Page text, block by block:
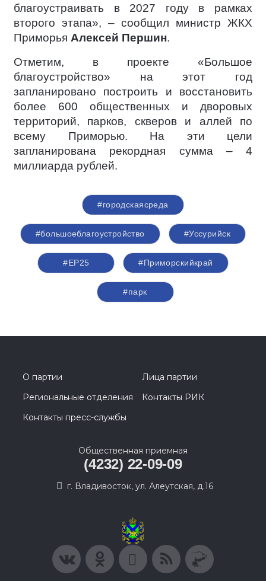
благоустраивать в 2027 году в рамках
второго этапа», – сообщил министр ЖКХ
Приморья Алексей Першин.
Отметим, в проекте «Большое
благоустройство» на этот год
запланировано построить и восстановить
более 600 общественных и дворовых
территорий, парков, скверов и аллей по
всему Приморью. На эти цели
запланирована рекордная сумма – 4
миллиарда рублей.
#городскаясреда
#большоеблагоустройство #Уссурийск
#ЕР25 #Приморскийкрай
#парк
О партии
Лица партии
Региональные отделения
Контакты РИК
Контакты пресс-службы
Общественная приемная
(4232) 22-09-09
г. Владивосток, ул. Алеутская, д.16